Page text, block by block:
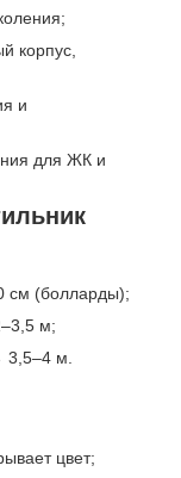
корпус,
и
для ЖК и
см (болларды);
м;
3,5–4 м.
цвет;